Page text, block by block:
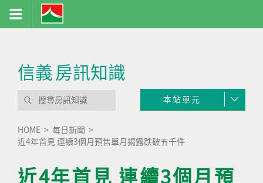
信義房訊知識
本站單元
HOME
每日新聞
近4年首見 連續3個月預售單月揭露跌破五千件
近4年首見 連續3個月預